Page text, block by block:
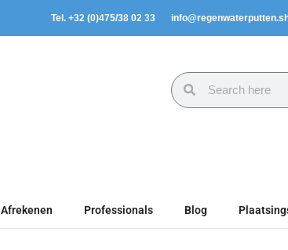
Tel. +32 (0)475/38 02 33
Afrekenen Professionals Blog